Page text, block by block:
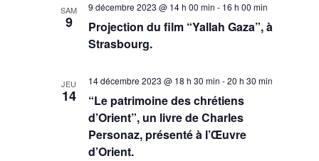
SAM
9
Projection du film “Yallah Gaza”, à
Strasbourg.
9 décembre 2023 @ 14 h 00 min - 16 h 00 min
JEU
14
“Le patrimoine des chrétiens
d’Orient”, un livre de Charles
Personaz, présenté à l’Œuvre
d’Orient.
14 décembre 2023 @ 18 h 30 min -20 h 30 min